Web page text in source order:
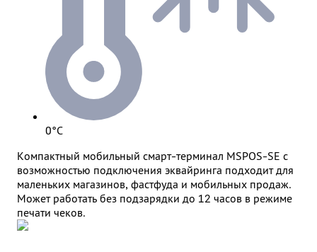
0°C
Компактный мобильный смарт-терминал MSPOS-SE с
возможностью подключения эквайринга подходит для
маленьких магазинов, фастфуда и мобильных продаж.
Может работать без подзарядки до 12 часов в режиме
печати чеков.